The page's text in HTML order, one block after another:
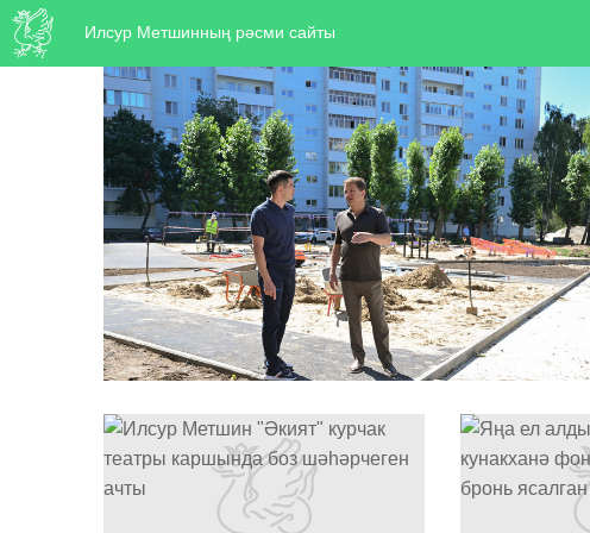
Илсур Метшинның рәсми сайты